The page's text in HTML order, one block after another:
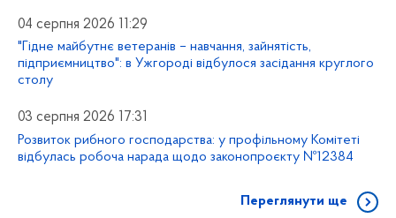
04 серпня 2026 11:29
"Гідне майбутнє ветеранів – навчання, зайнятість,
підприємництво": в Ужгороді відбулося засідання круглого
столу
03 серпня 2026 17:31
Розвиток рибного господарства: у профільному Комітеті
відбулась робоча нарада щодо законопроєкту №12384
Переглянути ще